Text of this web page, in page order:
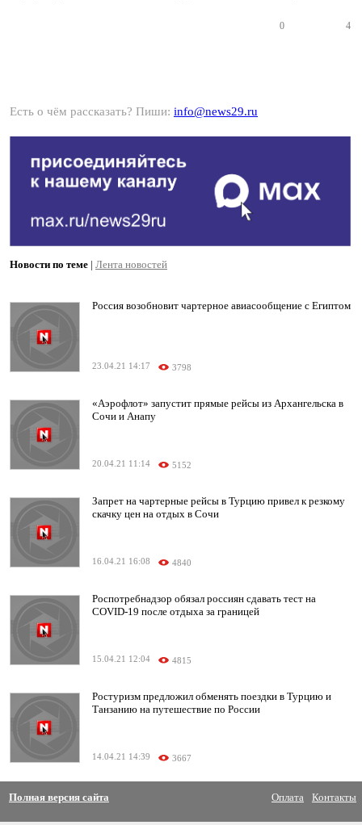
0 4
Есть о чём рассказать? Пиши: info@news29.ru
Новости по теме | Лента новостей
Россия возобновит чартерное авиасообщение с Египтом
23.04.21 14:17 3798
«Аэрофлот» запустит прямые рейсы из Архангельска в
Сочи и Анапу
20.04.21 11:14 5152
Запрет на чартерные рейсы в Турцию привел к резкому
скачку цен на отдых в Сочи
16.04.21 16:08 4840
Роспотребнадзор обязал россиян сдавать тест на
COVID-19 после отдыха за границей
15.04.21 12:04 4815
Ростуризм предложил обменять поездки в Турцию и
Танзанию на путешествие по России
14.04.21 14:39 3667
Полная версия сайта Оплата Контакты